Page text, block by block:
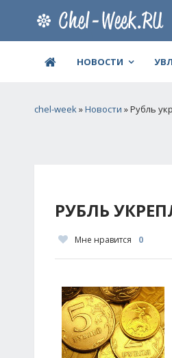
НОВОСТИ
chel-week»Новости » Рубль
РУБЛЬ
Мне нравится 0